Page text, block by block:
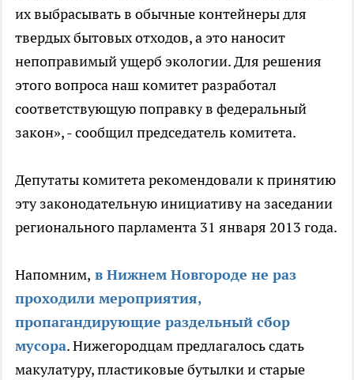
их выбрасывать в обычные контейнеры для
твердых бытовых отходов, а это наносит
непоправимый ущерб экологии. Для решения
этого вопроса наш комитет разработал
соответствующую поправку в федеральный
закон», - сообщил председатель комитета.
Депутаты комитета рекомендовали к принятию
эту законодательную инициативу на заседании
регионального парламента 31 января 2013 года.
Напомним, в Нижнем Новгороде не раз
проходили мероприятия,
пропагандирующие раздельный сбор
мусора. Нижегородцам предлагалось сдать
макулатуру, пластиковые бутылки и старые